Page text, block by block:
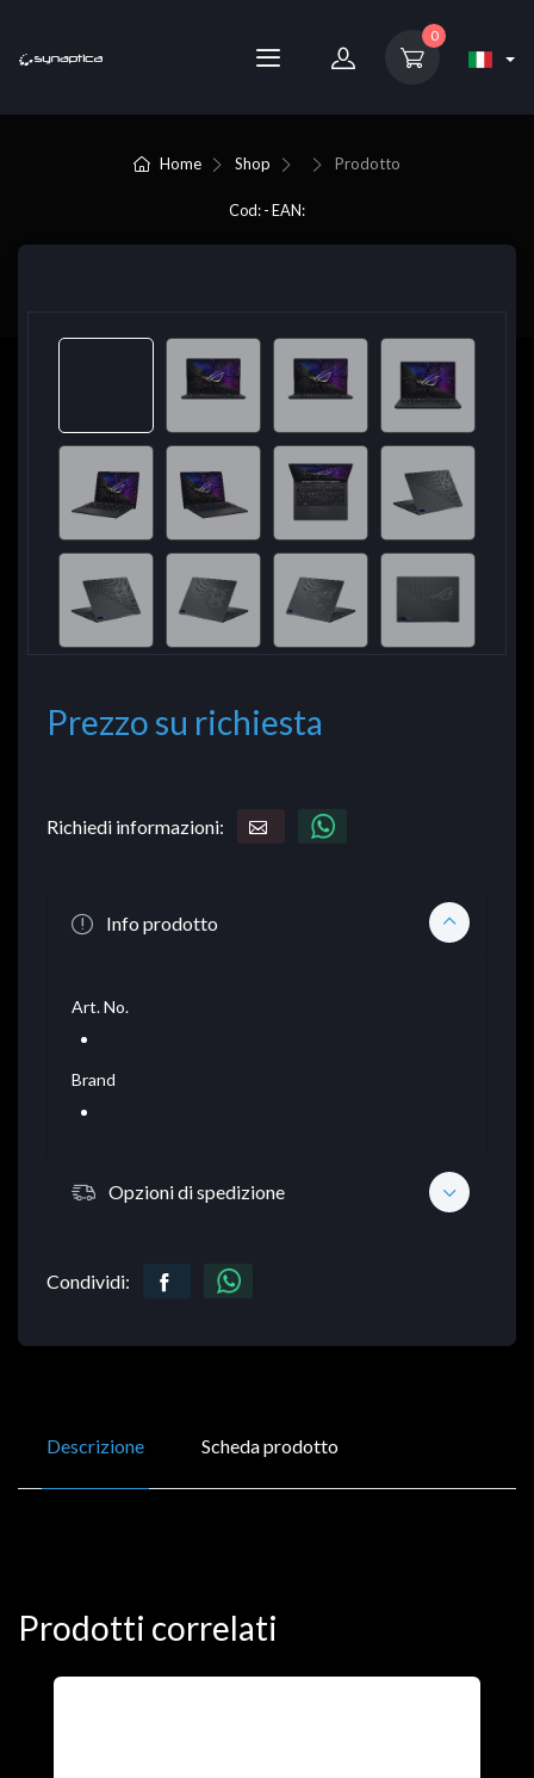
0
Home Shop Prodotto
Cod: - EAN:
Prezzo su richiesta
Richiedi informazioni:
Info prodotto
Art. No.
Brand
Opzioni di spedizione
Condividi:
Descrizione Scheda prodotto
Prodotti correlati